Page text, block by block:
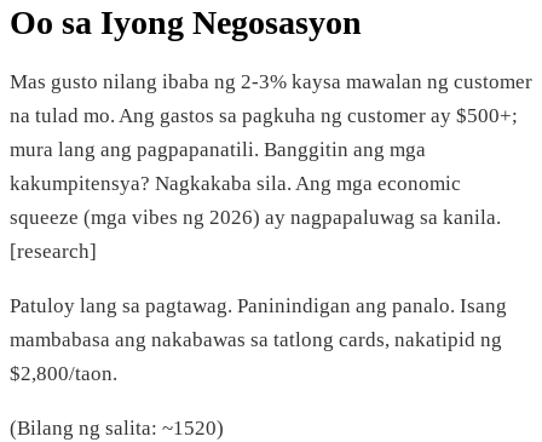
Oo sa Iyong Negosasyon
Mas gusto nilang ibaba ng 2-3% kaysa mawalan ng customer
na tulad mo. Ang gastos sa pagkuha ng customer ay $500+;
mura lang ang pagpapanatili. Banggitin ang mga
kakumpitensya? Nagkakaba sila. Ang mga economic
squeeze (mga vibes ng 2026) ay nagpapaluwag sa kanila.
[research]
Patuloy lang sa pagtawag. Paninindigan ang panalo. Isang
mambabasa ang nakabawas sa tatlong cards, nakatipid ng
$2,800/taon.
(Bilang ng salita: ~1520)